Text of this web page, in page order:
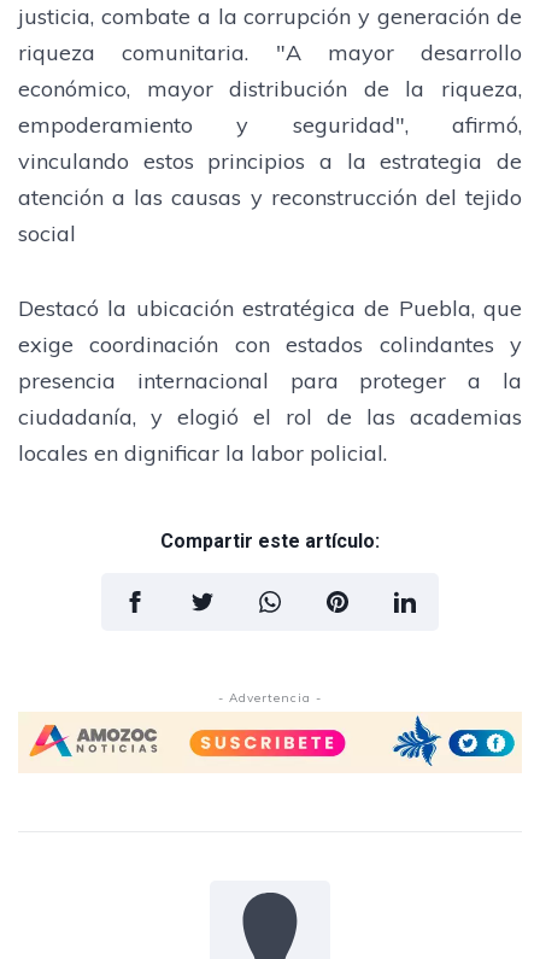
justicia, combate a la corrupción y generación de
riqueza comunitaria. "A mayor desarrollo
económico, mayor distribución de la riqueza,
empoderamiento y seguridad", afirmó,
vinculando estos principios a la estrategia de
atención a las causas y reconstrucción del tejido
social
Destacó la ubicación estratégica de Puebla, que
exige coordinación con estados colindantes y
presencia internacional para proteger a la
ciudadanía, y elogió el rol de las academias
locales en dignificar la labor policial.
Compartir este artículo:
- Advertencia -